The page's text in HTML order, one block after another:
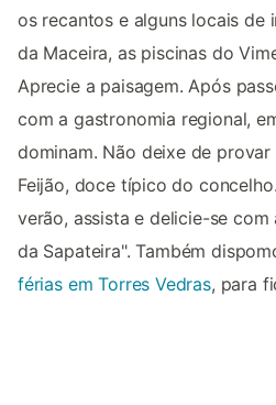
os recantos e alguns locais de
da Maceira, as piscinas do
Aprecie a paisagem. Após
com a gastronomia regional,
dominam. Não deixe de
Feijão, doce típico do
verão, assista e delicie-se com
da Sapateira". Também
férias em Torres Vedras, para